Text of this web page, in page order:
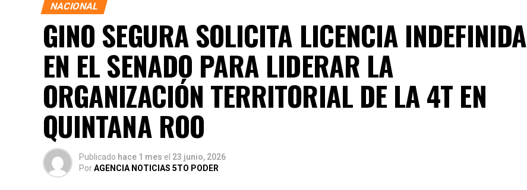
NACIONAL
GINO SEGURA SOLICITA LICENCIA INDEFINIDA
EN EL SENADO PARA LIDERAR LA
ORGANIZACIÓN TERRITORIAL DE LA 4T EN
QUINTANA ROO
Publicado hace 1 mes el 23 junio, 2026
PorAGENCIA NOTICIAS 5TO PODER